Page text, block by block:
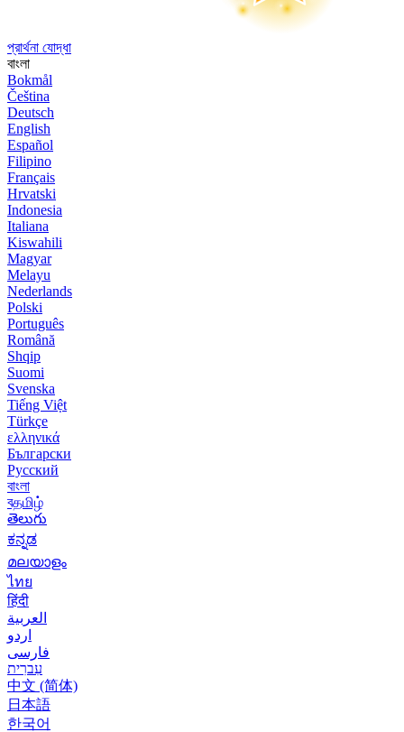
প্রার্থনা যোদ্ধা
বাংলা
Bokmål
Čeština
Deutsch
English
Español
Filipino
Français
Hrvatski
Indonesia
Italiana
Kiswahili
Magyar
Melayu
Nederlands
Polski
Português
Română
Shqip
Suomi
Svenska
Tiếng Việt
Türkçe
ελληνικά
Български
Русский
বাংলা
বதமிழ்
తెలుగు
ಕನ್ನಡ
മലയാളം
ไทย
हिंदी
العربية
اردو
فارسی
עִברִית
中文 (简体)
日本語
한국어